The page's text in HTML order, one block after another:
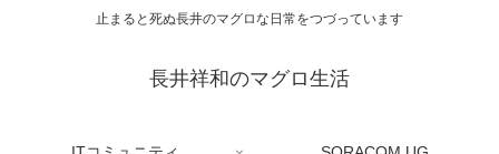
止まると死ぬ長井のマグロな日常をつづっています
長井祥和のマグロ生活